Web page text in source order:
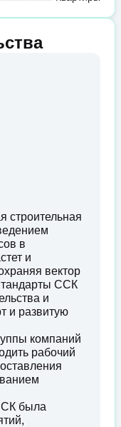
строительная
в
и
вектор
ССК
и
и развитую
компаний
рабочий
была